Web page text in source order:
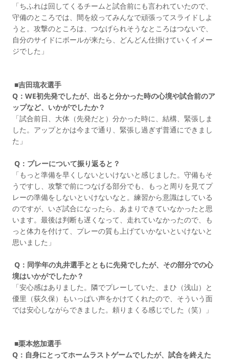
「ちふれは回してくるチームと試合前にも言われていたので、
守備のところでは、間を絞ってみんなで頑張ってスライドしよ
うと。攻撃のところは、つなげられそうなところはつないで、
自分のサイドにボールが来たら、どんどん仕掛けていくイメー
ジでした」
■吉田琉衣選手
Q：WE初先発でしたが、出ると分かった時の心境や試合前のア
ップなど、いかがでしたか？
「試合前日、大体（先発だと）分かった時に、結構、緊張しま
した。アップとかは今まで通り、緊張し過ぎず普通にできまし
た」
Q：プレーについて振り返ると？
「もっと準備を早くしないといけないと感じました。守備もそ
うですし、攻撃で前につなげる部分でも、もっと周りを見てプ
レーの準備をしないといけないなと。練習から意識はしている
のですが、いざ試合になったら、あまりできていなかったと思
います。最後は判断も遅くなって、走れていなかったので、も
っと体力を付けて、プレーの質も上げていかないといけないと
思いました」
Q：同学年の丸井選手とともに先発でしたが、その部分での心
境はいかがでしたか？
「安心感はありました。隣でプレーしていた、まひ（浅山）と
優里（荻久保）もいっぱい声をかけてくれたので、そういう面
では安心しながらできました。頼りまくる感じでした（笑）」
■栗本悠加選手
Q：自身にとってホームラストゲームでしたが、試合を終えた